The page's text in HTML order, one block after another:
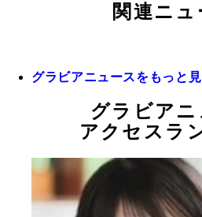
関連ニュ
グラビアニュースをもっと
グラビアニ
アクセスラ